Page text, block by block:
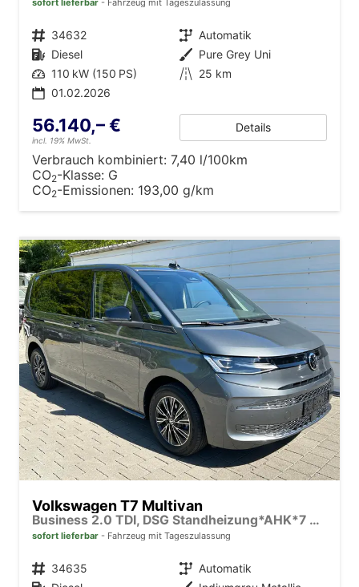
Fahrzeugnr. 34632 Getriebe Automatik
Kraftstoff Diesel Außenfarbe Pure Grey Uni
Leistung 110 kW (150 PS) Kilometerstand 25 km
01.02.2026
56.140,– €
incl. 19% MwSt.
Details
Verbrauch kombiniert: 7,40 l/100km
CO2-Klasse: G
CO2-Emissionen: 193,00 g/km
Volkswagen T7 Multivan
Business 2.0 TDI, DSG Standheizung*AHK*7 Sitz*NAVI*Android Auto*SHZ*Matrix*17"*Kamera*3Z Klimaauto*
sofort lieferbar Fahrzeug mit Tageszulassung
Fahrzeugnr. 34635 Getriebe Automatik